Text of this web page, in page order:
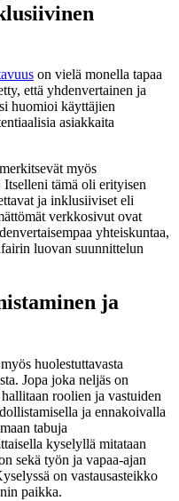
on vielä monella tapaa
että yhdenvertainen ja
huomioi käyttäjien
asiakkaita
myös
Itselleni tämä oli erityisen
ja inklusiiviset eli
verkkosivut ovat
yhteiskuntaa,
luovan suunnittelun
ja
huolestuttavasta
Jopa joka neljäs on
roolien ja vastuiden
ja ennakoivalla
tabuja
kyselyllä mitataan
sekä työn ja vapaa-ajan
on vastausasteikko
paikka.